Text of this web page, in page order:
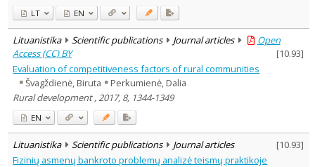
LT EN
Lituanistika Scientific publications Journal articles
Open
Access (CC) BY
[10.93]
Evaluation of competitiveness factors of rural communities
Švagždienė, Biruta
Perkumienė, Dalia
Rural development , 2017, 8, 1344-1349
EN
Lituanistika Scientific publications Journal articles [10.93]
Fizinių asmenų bankroto problemų analizė teismų praktikoje